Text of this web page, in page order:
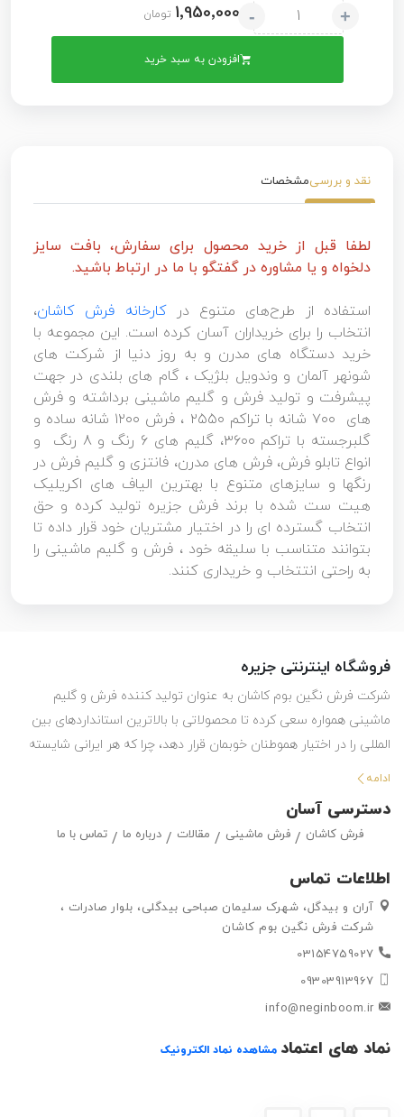
+
- 1٬950٬000 تومان
افزودن به سبد خرید
نقد و بررسیمشخصات
لطفا قبل از خرید محصول برای سفارش، بافت سایز
دلخواه و یا مشاوره در گفتگو با ما در ارتباط باشید.
استفاده از طرح‌های متنوع درکارخانه فرش کاشان،
انتخاب را برای خریداران آسان کرده است. این مجموعه با
خرید دستگاه های مدرن و به روز دنیا از شرکت های
شونهر آلمان و وندویل بلژیک ، گام های بلندی در جهت
پیشرفت و تولید فرش و گلیم ماشینی برداشته و فرش
های ۷۰۰ شانه با تراکم ۲۵۵۰ ، فرش ۱۲۰۰ شانه ساده و
گلبرجسته با تراکم ۳۶۰۰، گلیم های 6 رنگ و 8 رنگ و
انواع تابلو فرش، فرش های مدرن، فانتزی و گلیم فرش در
رنگها و سایزهای متنوع با بهترین الیاف های اکریلیک
هیت ست شده با برند فرش جزیره تولید کرده و حق
انتخاب گسترده ای را در اختیار مشتریان خود قرار داده تا
بتوانند متناسب با سلیقه خود ، فرش و گلیم ماشینی را
به راحتی انتتخاب و خریداری کنند.
فروشگاه اینترنتی جزیره
شرکت فرش نگین بوم کاشان به عنوان تولید کننده فرش و گلیم
ماشینی همواره سعی کرده تا محصولاتی با بالاترین استانداردهای بین
المللی را در اختیار هموطنان خوبمان قرار دهد، چرا که هر ایرانی شایسته
استفاده از بهترین هاست. این شرکت با تولید انواع فرش ماشینی و گلیم
مشتریان خود قرار داده تا بتوانند متناسب با سلیقه خود ، فرش ماشینی
و گلیم مورد علاقه خود را به راحتی انتتخاب کرده و خریداری کنند.
ادامه
اطلاعات تماس
آران و بیدگل، شهرک سلیمان صباحی بیدگلی، بلوار صادرات ،
شرکت فرش نگین بوم کاشان
03154759027
09303913967
info@neginboom.ir
دسترسی آسان
فرش کاشان فرش ماشینی مقالات درباره ما تماس با ما
نماد های اعتماد مشاهده نماد الکترونیک